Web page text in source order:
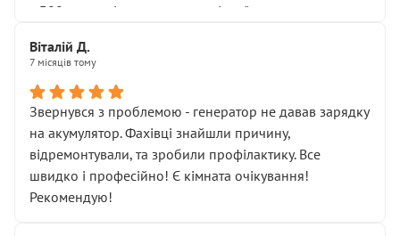
• 300 грн — діагностика гальмівної системи
НЕ погоджував
послуга. Тим більше, я був поруч і жодної реальної
діагностики ходової не проводилось. Після
зауваження гроші за цю “послугу” повернули, що
лише підтвердило мою правоту.
Але головне — я виїжджаю з боксу, і скрип у гальмах
залишився таким самим, як і був. Тобто оплачена
Віталій Д.
7 місяців тому
Звернувся з проблемою - генератор не давав зарядку
на акумулятор. Фахівці знайшли причину,
відремонтували, та зробили профілактику. Все
швидко і професійно! Є кімната очікування!
Рекомендую!